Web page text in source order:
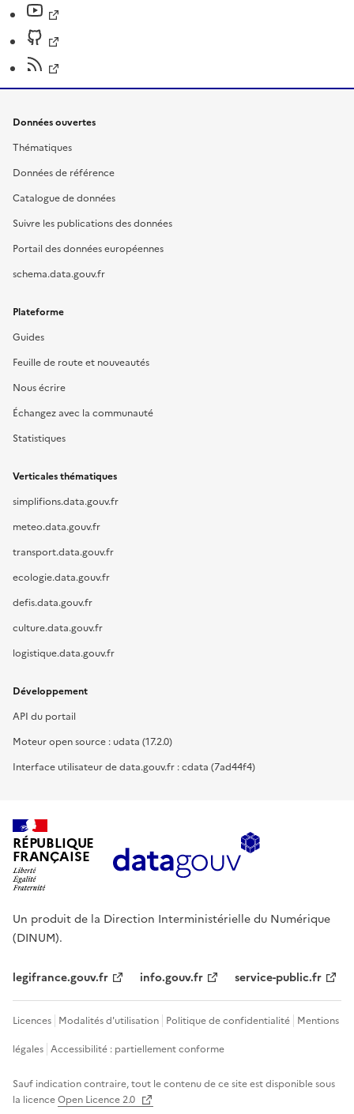
Données ouvertes
Thématiques
Données de référence
Catalogue de données
Suivre les publications des données
Portail des données européennes
schema.data.gouv.fr
Plateforme
Guides
Feuille de route et nouveautés
Nous écrire
Échangez avec la communauté
Statistiques
Verticales thématiques
simplifions.data.gouv.fr
meteo.data.gouv.fr
transport.data.gouv.fr
ecologie.data.gouv.fr
defis.data.gouv.fr
culture.data.gouv.fr
logistique.data.gouv.fr
Développement
API du portail
Moteur open source : udata (17.2.0)
Interface utilisateur de data.gouv.fr : cdata (7ad44f4)
RÉPUBLIQUE
FRANÇAISE
Un produit de la Direction Interministérielle du Numérique
(DINUM).
legifrance.gouv.fr info.gouv.fr service-public.fr
Licences Modalités d'utilisation Politique de confidentialité Mentions
légales Accessibilité : partiellement conforme
Sauf indication contraire, tout le contenu de ce site est disponible sous
la licenceOpen Licence 2.0